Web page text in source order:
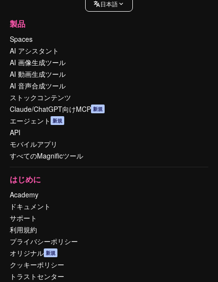
日本語
製品
Spaces
AI アシスタント
AI 画像生成ツール
AI 動画生成ツール
AI 音声合成ツール
ストックコンテンツ
Claude/ChatGPT向けMCP 新規
エージェント 新規
API
モバイルアプリ
すべてのMagnificツール
はじめに
Academy
ドキュメント
サポート
利用規約
プライバシーポリシー
オリジナル 新規
クッキーポリシー
トラストセンター